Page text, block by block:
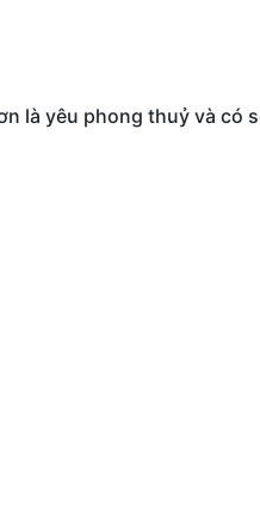
là yêu phong thuỷ và có